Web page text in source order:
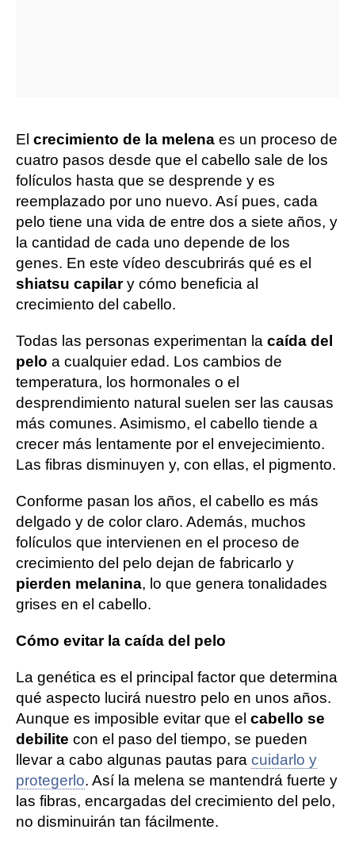
El crecimiento de la melena es un proceso de
cuatro pasos desde que el cabello sale de los
folículos hasta que se desprende y es
reemplazado por uno nuevo. Así pues, cada
pelo tiene una vida de entre dos a siete años, y
la cantidad de cada uno depende de los
genes. En este vídeo descubrirás qué es el
shiatsu capilary cómo beneficia al
crecimiento del cabello.
Todas las personas experimentan la caída del
pelo a cualquier edad. Los cambios de
temperatura, los hormonales o el
desprendimiento natural suelen ser las causas
más comunes. Asimismo, el cabello tiende a
crecer más lentamente por el envejecimiento.
Las fibras disminuyen y, con ellas, el pigmento.
Conforme pasan los años, el cabello es más
delgado y de color claro. Además, muchos
folículos que intervienen en el proceso de
crecimiento del pelo dejan de fabricarlo y
pierden melanina, lo que genera tonalidades
grises en el cabello.
Cómo evitar la caída del pelo
La genética es el principal factor que determina
qué aspecto lucirá nuestro pelo en unos años.
Aunque es imposible evitar que el cabello se
debilite con el paso del tiempo, se pueden
llevar a cabo algunas pautas para cuidarlo y
protegerlo. Así la melena se mantendrá fuerte y
las fibras, encargadas del crecimiento del pelo,
no disminuirán tan fácilmente.